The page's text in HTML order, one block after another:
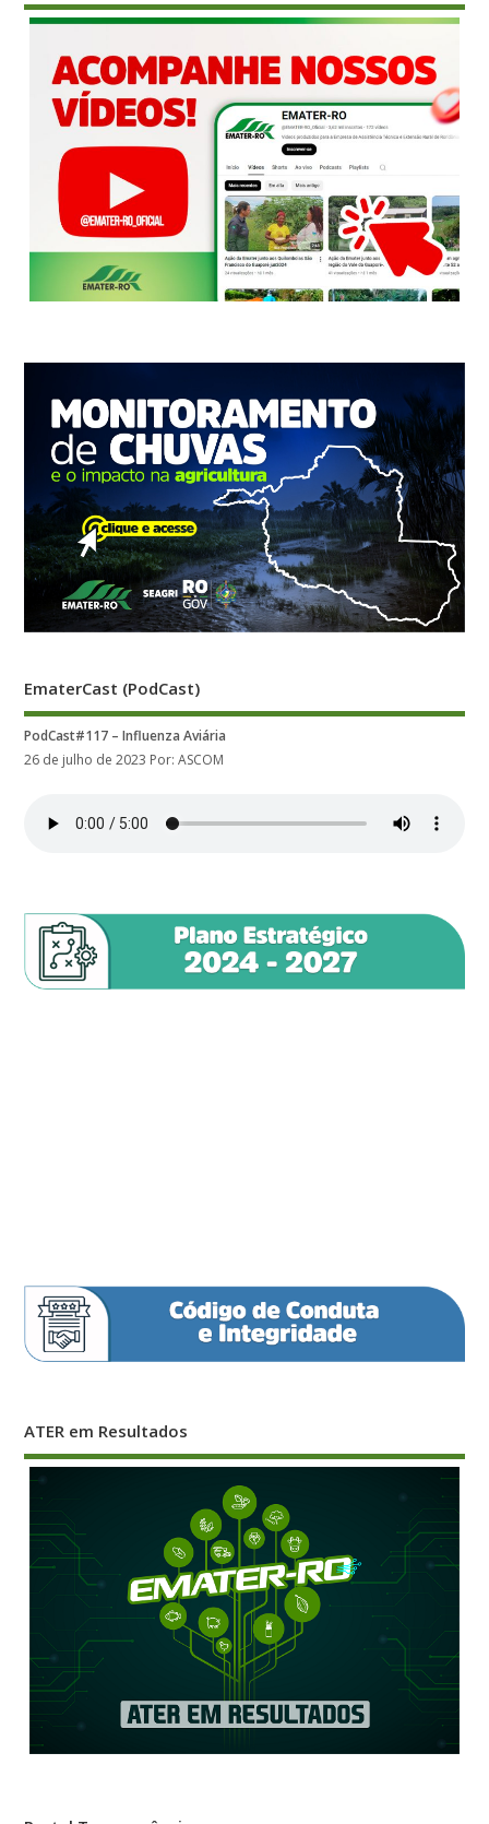
EmaterCast (PodCast)
PodCast#117 – Influenza Aviária
26 de julho de 2023Por: ASCOM
Portal Transparência